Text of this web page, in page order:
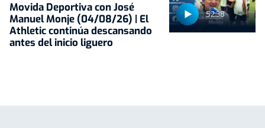
52:38
Movida Deportiva con José
Manuel Monje (04/08/26) | El
Athletic continúa descansando
antes del inicio liguero